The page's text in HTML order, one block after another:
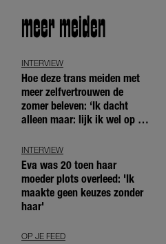
meer meiden
INTERVIEW
Hoe deze trans meiden met
meer zelfvertrouwen de
zomer beleven: ‘Ik dacht
alleen maar: lijk ik wel op de
INTERVIEW
Eva was 20 toen haar
moeder plots overleed: 'Ik
maakte geen keuzes zonder
haar'
OP JE FEED